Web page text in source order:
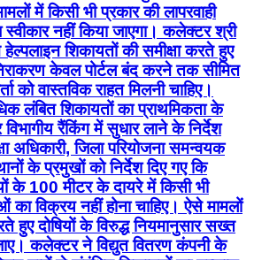
में किसी भी प्रकार की लापरवाही
नहीं किया जाएगा। कलेक्टर श्री
हेल्पलाइन शिकायतों की समीक्षा करते हुए
केवल पोर्टल बंद करने तक सीमित
को वास्तविक राहत मिलनी चाहिए।
लंबित शिकायतों का प्राथमिकता के
रैंकिंग में सुधार लाने के निर्देश
अधिकारी, जिला परियोजना समन्वयक
के प्रमुखों को निर्देश दिए गए कि
के 100 मीटर के दायरे में किसी भी
विक्रय नहीं होना चाहिए। ऐसे मामलों
हुए दोषियों के विरुद्ध नियमानुसार सख्त
कलेक्टर ने विद्युत वितरण कंपनी के